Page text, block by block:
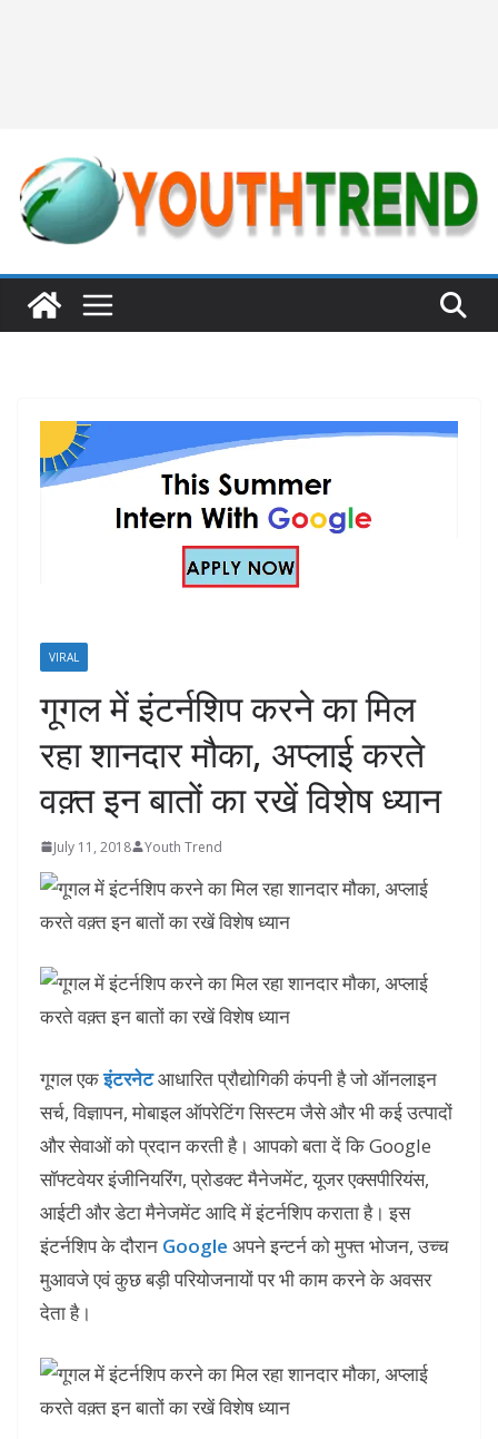
VIRAL
गूगल में इंटर्नशिप करने का मिल
रहा शानदार मौका, अप्लाई करते
वक़्त इन बातों का रखें विशेष ध्यान
July 11, 2018 Youth Trend
गूगल एकइंटरनेटआधारित प्रौद्योगिकी कंपनी है जो ऑनलाइन
सर्च, विज्ञापन, मोबाइल ऑपरेटिंग सिस्टम जैसे और भी कई उत्पादों
और सेवाओं को प्रदान करती है। आपको बता दें कि Google
सॉफ्टवेयर इंजीनियरिंग, प्रोडक्ट मैनेजमेंट, यूजर एक्सपीरियंस,
आईटी और डेटा मैनेजमेंट आदि में इंटर्नशिप कराता है। इस
इंटर्नशिप के दौरान Google अपने इन्टर्न को मुफ्त भोजन, उच्च
मुआवजे एवं कुछ बड़ी परियोजनायों पर भी काम करने के अवसर
देता है।